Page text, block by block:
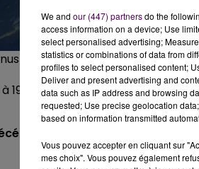
ce jeudi 17 septembre à Rahay
19h35 par La rédaction
ce jeudi 17 septembre à
We and our (447) partnersdo the
access information on a device; Use
select personalised advertising;
statistics or combinations of data from
profiles to select personalised content;
Deliver and present advertising and
data such as IP address and browsing
requested; Use precise geolocation
based on information transmitted
Vous pouvez accepter en cliquant sur
mes choix". Vous pouvez également